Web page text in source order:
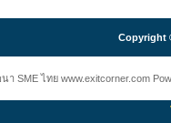
Copyright
ไทย www.exitcorner.com